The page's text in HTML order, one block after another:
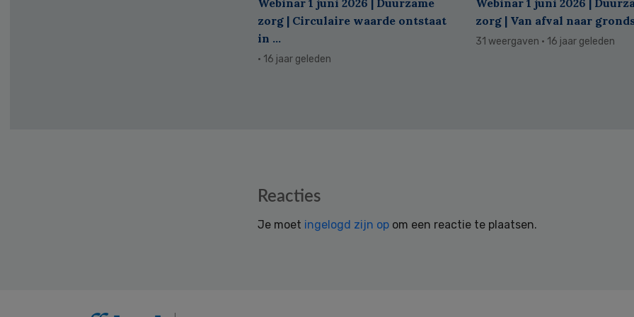
Webinar 1 juni 2026 | Duurzame
zorg | Circulaire waarde ontstaat
in ...
· 16 jaar geleden
Webinar 1 juni 2026 |
zorg | Van afval naar
31 weergaven · 16 jaar geleden
Reacties
Je moet ingelogd zijn op om een reactie te plaatsen.